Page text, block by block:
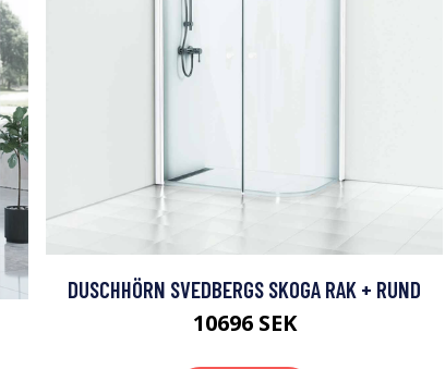
DUSCHHÖRN SVEDBERGS SKOGA RAK + RUND
10696 SEK